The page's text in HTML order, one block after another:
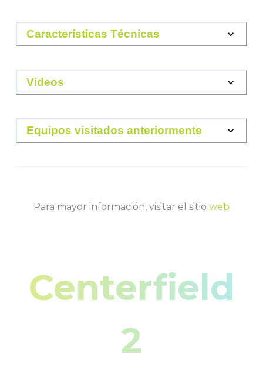
Características Técnicas
Videos
Equipos visitados anteriormente
Para mayor información, visitar el sitio web
Centerfield
2